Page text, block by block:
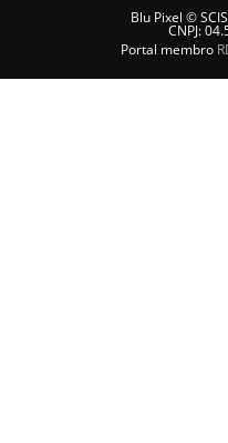
Blu Pixel ©
CNPJ:
Portal membro